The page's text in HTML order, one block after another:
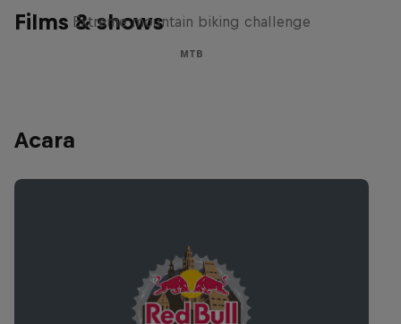
Films & shows
Extreme mountain biking challenge
MTB
Acara